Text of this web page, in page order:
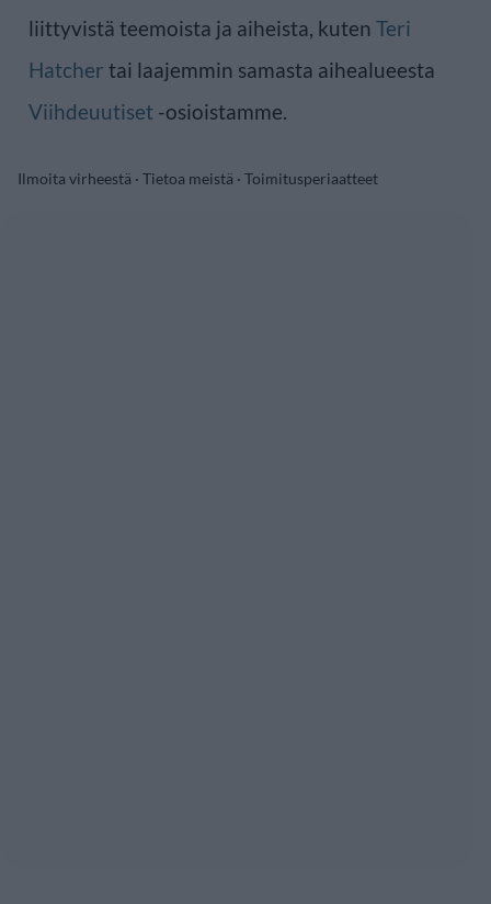
liittyvistä teemoista ja aiheista, kuten Teri
Hatcher tai laajemmin samasta aihealueesta
Viihdeuutiset -osioistamme.
Ilmoita virheestä · Tietoa meistä · Toimitusperiaatteet